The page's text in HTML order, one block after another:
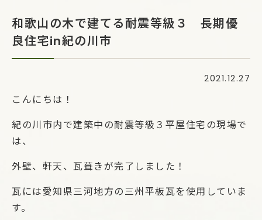
和歌山の木で建てる耐震等級３ 長期優
良住宅in紀の川市
2021.12.27
こんにちは！
紀の川市内で建築中の耐震等級３平屋住宅の現場で
は、
外壁、軒天、瓦葺きが完了しました！
瓦には愛知県三河地方の三州平板瓦を使用していま
す。